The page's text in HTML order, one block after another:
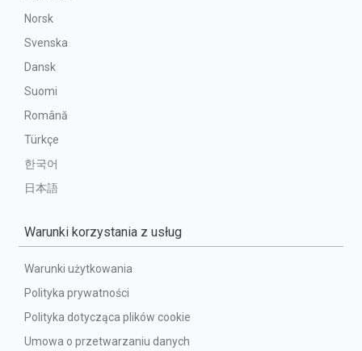
Norsk
Svenska
Dansk
Suomi
Română
Türkçe
한국어
日本語
Warunki korzystania z usług
Warunki użytkowania
Polityka prywatności
Polityka dotycząca plików cookie
Umowa o przetwarzaniu danych